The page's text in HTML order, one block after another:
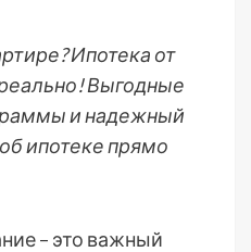
Ипотека от
Выгодные
и надежный
ипотеке прямо
– это важный